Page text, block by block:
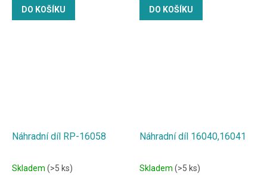
DO KOŠÍKU DO KOŠÍKU
Náhradní díl RP-16058
Skladem (>5 ks)
Náhradní díl 16040,16041
Skladem (>5 ks)